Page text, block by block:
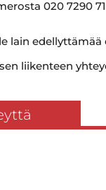
020 7290
lain
liikenteen